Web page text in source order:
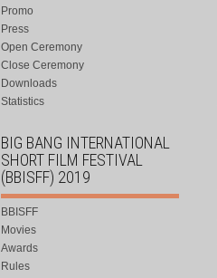
Promo
Press
Open Ceremony
Close Ceremony
Downloads
Statistics
BIG BANG INTERNATIONAL
SHORT FILM FESTIVAL
(BBISFF) 2019
BBISFF
Movies
Awards
Rules